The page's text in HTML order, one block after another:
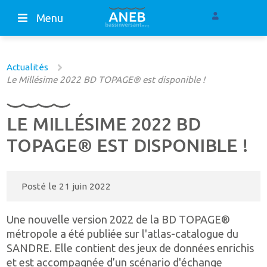
Menu
Actualités
Le Millésime 2022 BD TOPAGE® est disponible !
LE MILLÉSIME 2022 BD
TOPAGE® EST DISPONIBLE !
Posté le 21 juin 2022
Une nouvelle version 2022 de la BD TOPAGE®
métropole a été publiée sur l'atlas-catalogue du
SANDRE. Elle contient des jeux de données enrichis
et est accompagnée d’un scénario d'échange